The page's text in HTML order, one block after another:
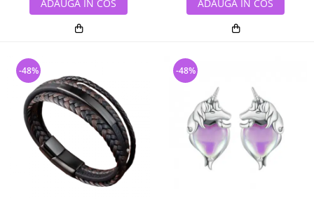
ADAUGA IN COS ADAUGA IN COS
-48% -48%